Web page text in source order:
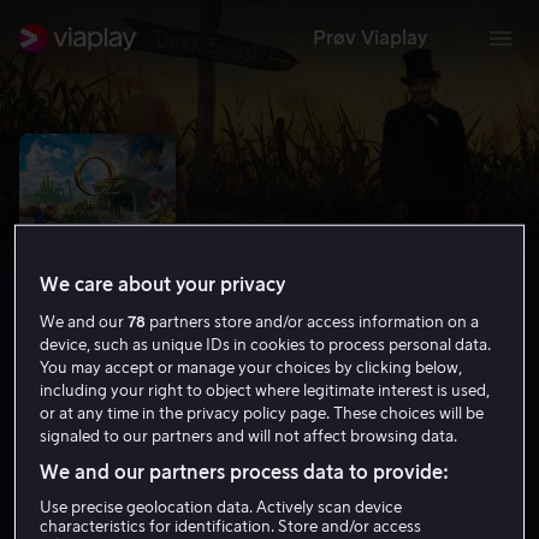
Prøv Viaplay
Oz: The Great and the Powerful
6.3 Drama Familiefilm 2013 2 t 5 min
HD
We care about your privacy
We and our78 partners store and/or access information on a
device, such as unique IDs in cookies to process personal data.
You may accept or manage your choices by clicking below,
including your right to object where legitimate interest is used,
or at any time in the privacy policy page. These choices will be
signaled to our partners and will not affect browsing data.
We and our partners process data to provide:
Use precise geolocation data. Actively scan device
characteristics for identification. Store and/or access